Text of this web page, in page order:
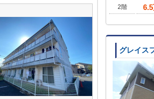
2階
6.5
グレイス